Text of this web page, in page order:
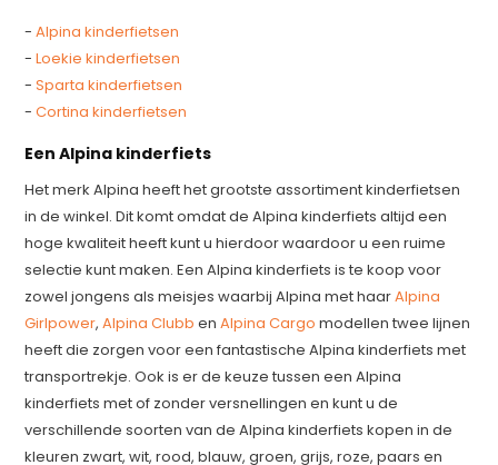
-Alpina kinderfietsen
-Loekie kinderfietsen
-Sparta kinderfietsen
-Cortina kinderfietsen
Een Alpina kinderfiets
Het merk Alpina heeft het grootste assortiment kinderfietsen
in de winkel. Dit komt omdat de Alpina kinderfiets altijd een
hoge kwaliteit heeft kunt u hierdoor waardoor u een ruime
selectie kunt maken. Een Alpina kinderfiets is te koop voor
zowel jongens als meisjes waarbij Alpina met haarAlpina
Girlpower,Alpina Clubb enAlpina Cargo modellen twee lijnen
heeft die zorgen voor een fantastische Alpina kinderfiets met
transportrekje. Ook is er de keuze tussen een Alpina
kinderfiets met of zonder versnellingen en kunt u de
verschillende soorten van de Alpina kinderfiets kopen in de
kleuren zwart, wit, rood, blauw, groen, grijs, roze, paars en